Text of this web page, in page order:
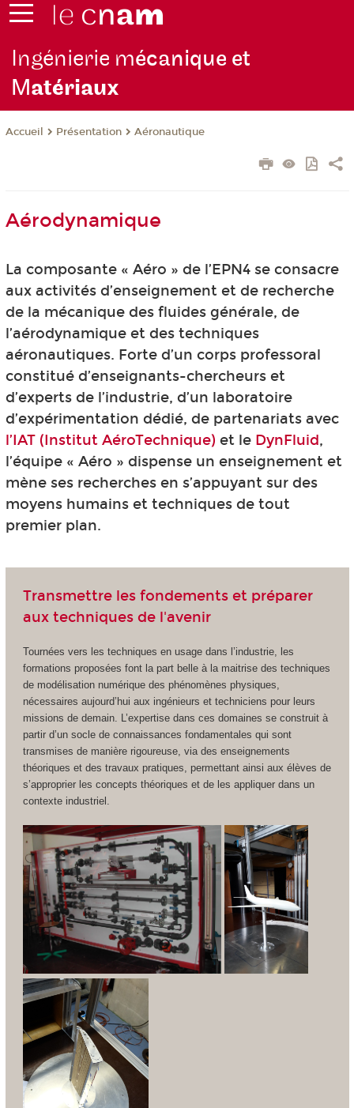
Ingénierie mécanique et
Matériaux
Accueil Présentation Aéronautique
Aérodynamique
La composante « Aéro » de l’EPN4 se consacre
aux activités d’enseignement et de recherche
de la mécanique des fluides générale, de
l’aérodynamique et des techniques
aéronautiques. Forte d’un corps professoral
constitué d’enseignants-chercheurs et
d’experts de l’industrie, d’un laboratoire
d’expérimentation dédié, de partenariats avec
l’IAT (Institut AéroTechnique) et le DynFluid,
l’équipe « Aéro » dispense un enseignement et
mène ses recherches en s’appuyant sur des
moyens humains et techniques de tout
premier plan.
Transmettre les fondements et préparer
aux techniques de l'avenir
Tournées vers les techniques en usage dans l’industrie, les
formations proposées font la part belle à la maitrise des techniques
de modélisation numérique des phénomènes physiques,
nécessaires aujourd’hui aux ingénieurs et techniciens pour leurs
missions de demain. L’expertise dans ces domaines se construit à
partir d’un socle de connaissances fondamentales qui sont
transmises de manière rigoureuse, via des enseignements
théoriques et des travaux pratiques, permettant ainsi aux élèves de
s’approprier les concepts théoriques et de les appliquer dans un
contexte industriel.